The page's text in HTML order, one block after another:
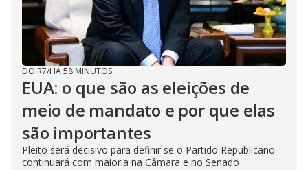
DO R7/HÁ 58 MINUTOS
EUA: o que são as eleições de
meio de mandato e por que elas
são importantes
Pleito será decisivo para definir se o Partido Republicano
continuará com maioria na Câmara e no Senado